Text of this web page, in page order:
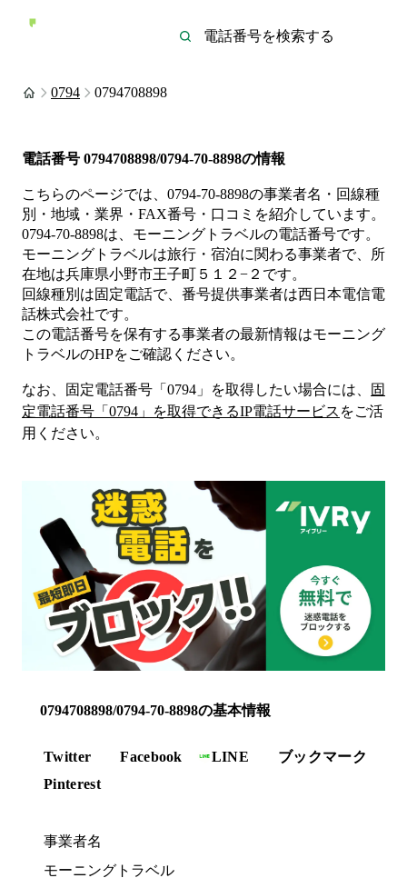
0794 0794708898
電話番号 0794708898/0794-70-8898の情報
こちらのページでは、 0794-70-8898の事業者名・回線種
別・地域・業界・FAX番号・口コミを紹介しています。
0794-70-8898は、 モーニングトラベルの電話番号です。
モーニングトラベルは旅行・宿泊に関わる事業者で、所
在地は兵庫県小野市王子町５１２−２ です。
回線種別は固定電話で、番号提供事業者は西日本電信電
話株式会社です。
この電話番号を保有する事業者の最新情報はモーニング
トラベルのHPをご確認ください。
なお、固定電話番号「 0794 」を取得したい場合には、
固
定電話番号「 0794 」を取得できるIP電話サービス をご活
用ください。
0794708898/0794-70-8898の基本情報
Twitter Facebook LINE
ブックマーク
Pinterest
事業者名
モーニングトラベル